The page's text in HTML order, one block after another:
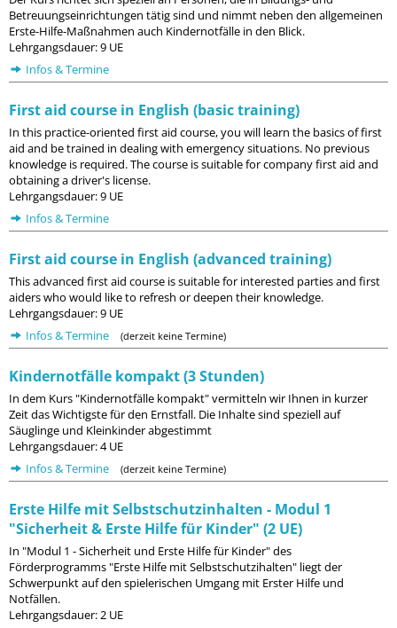
Betreuungseinrichtungen tätig sind und nimmt neben den allgemeinen
Erste-Hilfe-Maßnahmen auch Kindernotfälle in den Blick.
Lehrgangsdauer: 9 UE
Infos & Termine
First aid course in English (basic training)
In this practice-oriented first aid course, you will learn the basics of first
aid and be trained in dealing with emergency situations. No previous
knowledge is required. The course is suitable for company first aid and
obtaining a driver's license.
Lehrgangsdauer: 9 UE
Infos & Termine
First aid course in English (advanced training)
This advanced first aid course is suitable for interested parties and first
aiders who would like to refresh or deepen their knowledge.
Lehrgangsdauer: 9 UE
Infos & Termine
(derzeit keine Termine)
Kindernotfälle kompakt (3 Stunden)
In dem Kurs "Kindernotfälle kompakt" vermitteln wir Ihnen in kurzer
Zeit das Wichtigste für den Ernstfall. Die Inhalte sind speziell auf
Säuglinge und Kleinkinder abgestimmt
Lehrgangsdauer: 4 UE
Infos & Termine
(derzeit keine Termine)
Erste Hilfe mit Selbstschutzinhalten - Modul 1
"Sicherheit & Erste Hilfe für Kinder" (2 UE)
In "Modul 1 - Sicherheit und Erste Hilfe für Kinder" des
Förderprogramms "Erste Hilfe mit Selbstschutzihalten" liegt der
Schwerpunkt auf den spielerischen Umgang mit Erster Hilfe und
Notfällen.
Lehrgangsdauer: 2 UE